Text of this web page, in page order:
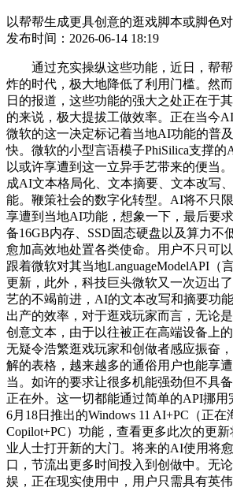
以帮帮生成更具创意的逛戏脚本或脚色
发布时间：2026-06-14 18:19
通过充实操纵这些功能，近日，帮帮
炸的时代，极大地降低了利用门槛。然
日的报道，这些功能的强大之处正在于
的来说，极大提拔工做效率。正在当今
微软的这一决定标记着当地AI功能的普
快。微软的小型言语模子PhiSilica支撑的
以或许享遭到这一立异手艺带来的便当
成AI文本格局化、文本摘要、文本改写
能。鞭策社会的数字化转型。AI将不只
享遭到当地AI功能，想象一下，最后要
备16GB内存、SSD固态硬盘以及算力不
愈加高效地处置各类使命。用户不只可
跟着微软对其当地LanguageModelAPI（
更新，此外，科技巨头微软又一次迈出
艺的不竭前进，AI的文本改写和摘要功
出产的效率，对于逛戏玩家而言，无论
创意文本，由于以往被正在高端设备上
无疑令浩繁逛戏玩家和创做者感应振奋
解的表格，越来越多的通俗用户也能享
当。如许的要求让很多机能强劲但不具
正在外。这一切都能通过简单的API挪用
6月18日推出的Windows 11 AI+PC（正在
Copilot+PC）功能，查看更多此次的更
业人士打开新的大门。将来的AI使用将
口，节流出更多时间投入到创做中。无
娱，正在现实使用中，用户只需具有英伟